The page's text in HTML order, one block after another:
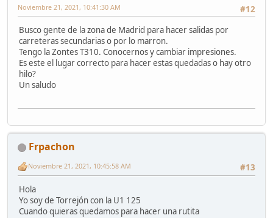
#12
Noviembre 21, 2021, 10:41:30 AM
Busco gente de la zona de Madrid para hacer salidas por
carreteras secundarias o por lo marron.
Tengo la Zontes T310. Conocernos y cambiar impresiones.
Es este el lugar correcto para hacer estas quedadas o hay otro
hilo?
Un saludo
Frpachon
#13
Noviembre 21, 2021, 10:45:58 AM
Hola
Yo soy de Torrejón con la U1 125
Cuando quieras quedamos para hacer una rutita